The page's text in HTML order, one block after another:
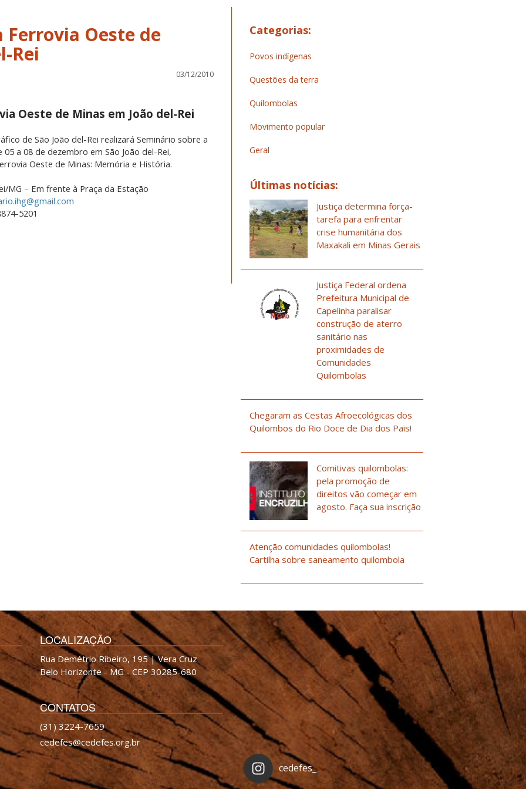
Ferrovia Oeste de
Rei
03/12/2010
Oeste de Minas em João del-Rei
São João del-Rei realizará Seminário sobre a
a 08 de dezembro em São João del-Rei,
Oeste de Minas: Memória e História.
MG – Em frente à Praça da Estação
5201
Categorias:
Povos indígenas
Questões da terra
Quilombolas
Movimento popular
Geral
Últimas notícias:
Justiça determina força-
tarefa para enfrentar
crise humanitária dos
Maxakali em Minas Gerais
Justiça Federal ordena
Prefeitura Municipal de
Capelinha paralisar
construção de aterro
sanitário nas
proximidades de
Comunidades
Quilombolas
Chegaram as Cestas Afroecológicas dos
Quilombos do Rio Doce de Dia dos Pais!
Comitivas quilombolas:
pela promoção de
direitos vão começar em
agosto. Faça sua inscrição
Atenção comunidades quilombolas!
Cartilha sobre saneamento quilombola
LOCALIZAÇÃO
Rua Demétrio Ribeiro, 195 | Vera Cruz
Belo Horizonte - MG - CEP 30285-680
CONTATOS
(31) 3224-7659
cedefes@cedefes.org.br
cedefes_